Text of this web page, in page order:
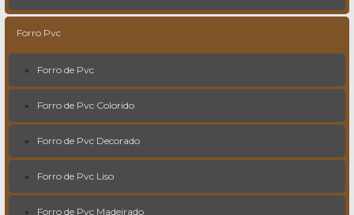
Forro Pvc
Forro de Pvc
Forro de Pvc Colorido
Forro de Pvc Decorado
Forro de Pvc Liso
Forro de Pvc Madeirado